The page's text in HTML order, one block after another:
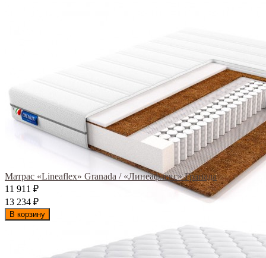
Матрас «Lineaflex» Granada / «Линеафлекс» Гранада
11 911
₽
13 234 ₽
В корзину